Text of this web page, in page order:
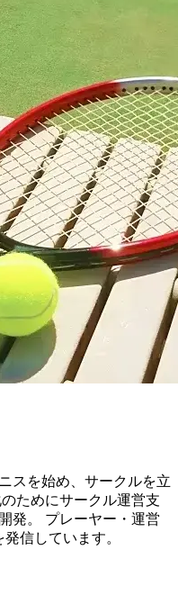
スを始め、サークルを立
ためにサークル運営支
発。 プレーヤー・運営
信しています。